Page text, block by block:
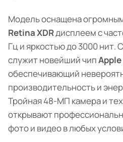
Модель оснащена
Retina XDRдисплеем с
Гц и яркостью до 3000 нит.
служит новейший чипApple
обеспечивающий
производительность и
Тройная 48-МП камера и
открывают
фото и видео в любых